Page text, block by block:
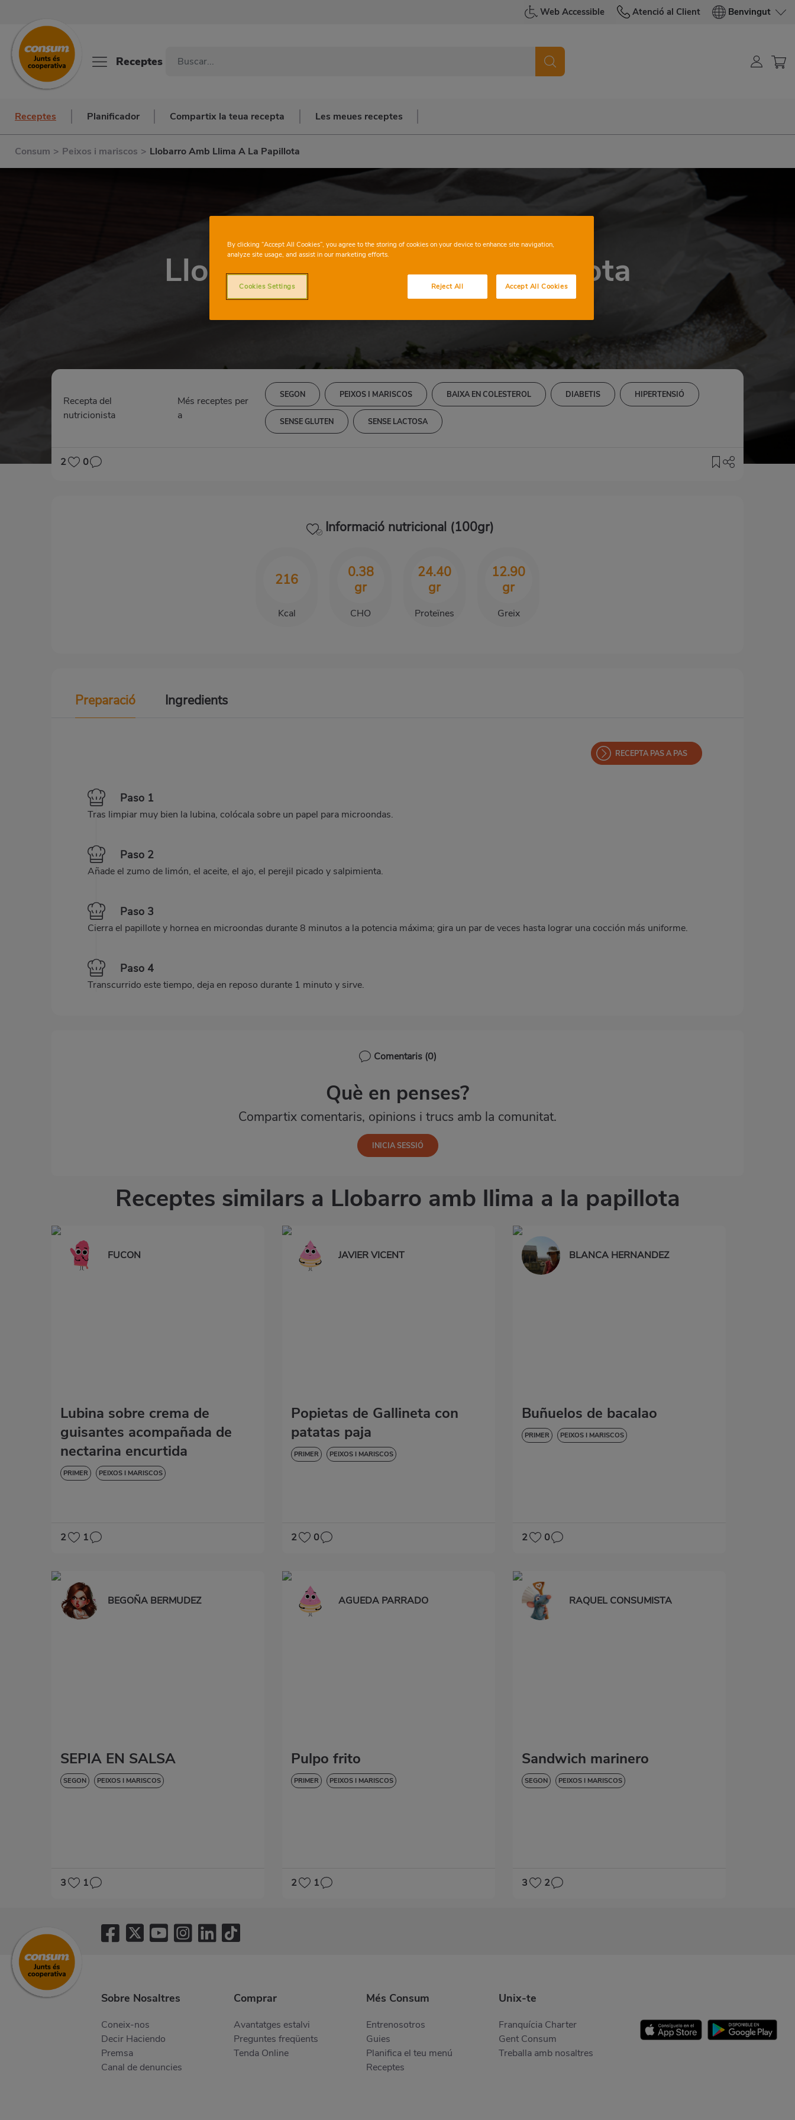
Web Accessible Atenció al Client Benvingut
Receptes
Receptes Planificador Compartix la teua recepta Les meues receptes
Consum > Peixos i mariscos > Llobarro Amb Llima A La Papillota
Llobarro amb llima a la papillota
Recepta del
nutricionista
Més receptes per
a
SEGON PEIXOS I MARISCOS BAIXA EN COLESTEROL DIABETIS HIPERTENSIÓ
SENSE GLUTEN SENSE LACTOSA
2 0
Informació nutricional (100gr)
216
Kcal
0.38
gr
CHO
24.40
gr
Proteïnes
12.90
gr
Greix
Preparació Ingredients
RECEPTA PAS A PAS
Paso 1
Tras limpiar muy bien la lubina, colócala sobre un papel para microondas.
Paso 2
Añade el zumo de limón, el aceite, el ajo, el perejil picado y salpimienta.
Paso 3
Cierra el papillote y hornea en microondas durante 8 minutos a la potencia máxima; gira un par de veces hasta lograr una cocción más uniforme.
Paso 4
Transcurrido este tiempo, deja en reposo durante 1 minuto y sirve.
Comentaris (0)
Què en penses?
Compartix comentaris, opinions i trucs amb la comunitat.
Receptes similars a Llobarro amb llima a la papillota
FUCON
Lubina sobre crema de
guisantes acompañada de
nectarina encurtida
PRIMER PEIXOS I MARISCOS
2 1
JAVIER VICENT
Popietas de Gallineta con
patatas paja
PRIMER PEIXOS I MARISCOS
2 0
BLANCA HERNANDEZ
Buñuelos de bacalao
PRIMER PEIXOS I MARISCOS
2 0
BEGOÑA BERMUDEZ
SEPIA EN SALSA
SEGON PEIXOS I MARISCOS
3 1
AGUEDA PARRADO
Pulpo frito
PRIMER PEIXOS I MARISCOS
2 1
RAQUEL CONSUMISTA
Sandwich marinero
SEGON PEIXOS I MARISCOS
3 2
Sobre Nosaltres
Coneix-nos
Decir Haciendo
Premsa
Canal de denuncies
Comprar
Avantatges estalvi
Preguntes freqüents
Tenda Online
Més Consum
Entrenosotros
Guies
Planifica el teu menú
Receptes
Unix-te
Franquícia Charter
Gent Consum
Treballa amb nosaltres
By clicking “Accept All Cookies”, you agree to the storing of cookies on your device to enhance site navigation,
analyze site usage, and assist in our marketing efforts.
Reject All Accept All Cookies
Cookies Settings